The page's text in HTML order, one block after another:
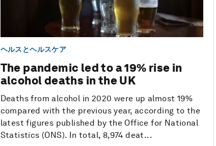
ヘルスとヘルスケア
The pandemic led to a 19% rise in
alcohol deaths in the UK
Deaths from alcohol in 2020 were up almost 19%
compared with the previous year, according to the
latest figures published by the Office for National
Statistics (ONS). In total, 8,974 deat...